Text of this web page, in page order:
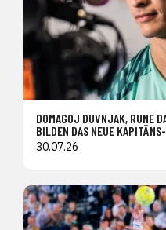
DOMAGOJ DUVNJAK, RUNE
BILDEN DAS NEUE
30.07.26